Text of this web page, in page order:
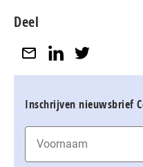
Deel
Inschrijven nieuwsbrief